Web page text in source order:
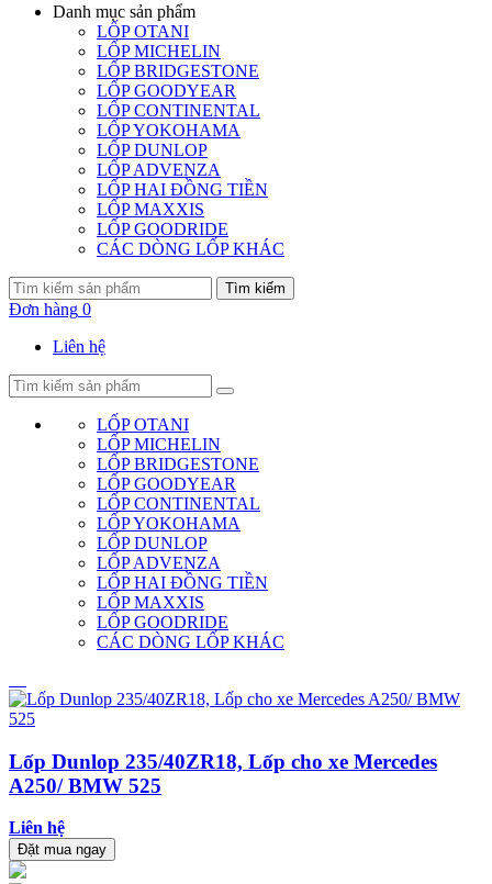
Danh mục sản phẩm
LỐP OTANI
LỐP MICHELIN
LỐP BRIDGESTONE
LỐP GOODYEAR
LỐP CONTINENTAL
LỐP YOKOHAMA
LỐP DUNLOP
LỐP ADVENZA
LỐP HAI ĐỒNG TIỀN
LỐP MAXXIS
LỐP GOODRIDE
CÁC DÒNG LỐP KHÁC
Tìm kiếm
Đơn hàng 0
Liên hệ
LỐP OTANI
LỐP MICHELIN
LỐP BRIDGESTONE
LỐP GOODYEAR
LỐP CONTINENTAL
LỐP YOKOHAMA
LỐP DUNLOP
LỐP ADVENZA
LỐP HAI ĐỒNG TIỀN
LỐP MAXXIS
LỐP GOODRIDE
CÁC DÒNG LỐP KHÁC
Lốp Dunlop 235/40ZR18, Lốp cho xe Mercedes
A250/ BMW 525
Liên hệ
Đặt mua ngay